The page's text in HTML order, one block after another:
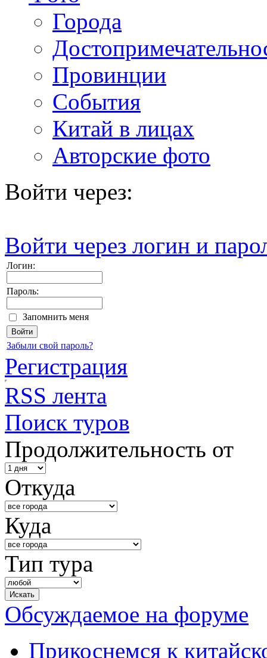
Города
Провинции
События
Китай в лицах
Авторские фото
Войти через:
Войти через логин и
Логин:
Пароль:
Запомнить меня
Забыли свой пароль?
Регистрация
RSS лента
Поиск туров
Продолжительность от
Откуда
Куда
Тип тура
Обсуждаемое на форуме
Прикоснемся к